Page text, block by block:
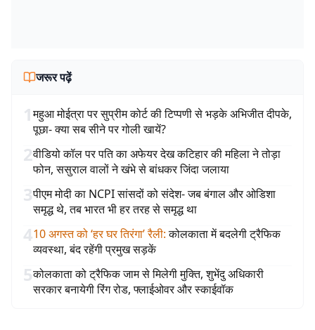
जरूर पढ़ें
1महुआ मोईत्रा पर सुप्रीम कोर्ट की टिप्पणी से भड़के अभिजीत दीपके,
पूछा- क्या सब सीने पर गोली खायें?
2वीडियो कॉल पर पति का अफेयर देख कटिहार की महिला ने तोड़ा
फोन, ससुराल वालों ने खंभे से बांधकर जिंदा जलाया
3पीएम मोदी का NCPI सांसदों को संदेश- जब बंगाल और ओडिशा
समृद्ध थे, तब भारत भी हर तरह से समृद्ध था
410 अगस्त को ‘हर घर तिरंगा’ रैली: कोलकाता में बदलेगी ट्रैफिक
व्यवस्था, बंद रहेंगी प्रमुख सड़कें
5कोलकाता को ट्रैफिक जाम से मिलेगी मुक्ति, शुभेंदु अधिकारी
सरकार बनायेगी रिंग रोड, फ्लाईओवर और स्काईवॉक